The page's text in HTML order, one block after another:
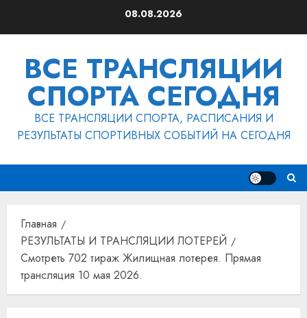
08.08.2026
ВСЕ ТРАНСЛЯЦИИ
СПОРТА СЕГОДНЯ
ВСЕ ТРАНСЛЯЦИИ СПОРТА, РАСПИСАНИЯ И
РЕЗУЛЬТАТЫ СПОРТИВНЫХ СОБЫТИЙ НА СЕГОДНЯ
Главная
РЕЗУЛЬТАТЫ И ТРАНСЛЯЦИИ ЛОТЕРЕЙ
Смотреть 702 тираж Жилищная лотерея. Прямая
трансляция 10 мая 2026.